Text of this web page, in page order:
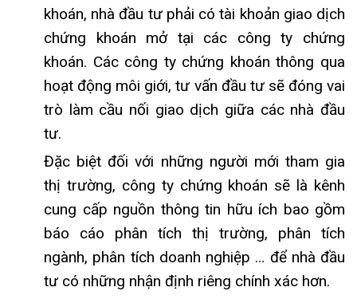
khoán, nhà đầu tư phải có tài khoản giao dịch
chứng khoán mở tại các công ty chứng
khoán. Các công ty chứng khoán thông qua
hoạt động môi giới, tư vấn đầu tư sẽ đóng vai
trò làm cầu nối giao dịch giữa các nhà đầu
tư.
Đặc biệt đối với những người mới tham gia
thị trường, công ty chứng khoán sẽ là kênh
cung cấp nguồn thông tin hữu ích bao gồm
báo cáo phân tích thị trường, phân tích
ngành, phân tích doanh nghiệp … để nhà đầu
tư có những nhận định riêng chính xác hơn.